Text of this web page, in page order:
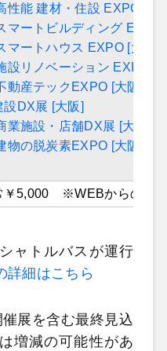
性能 建材・住設 EXPO [大
マートビルディング EXPO
マートハウス EXPO [大阪]
設リノベーション EXPO [
動産テックEXPO [大阪]
設DX展 [大阪]
業施設・店舗DX展 [大阪]
物の脱炭素EXPO [大阪]
5,000 ※WEBからの事前
ャトルバスが運行
詳細はこちら
展を含む最終見込
増減の可能性があ